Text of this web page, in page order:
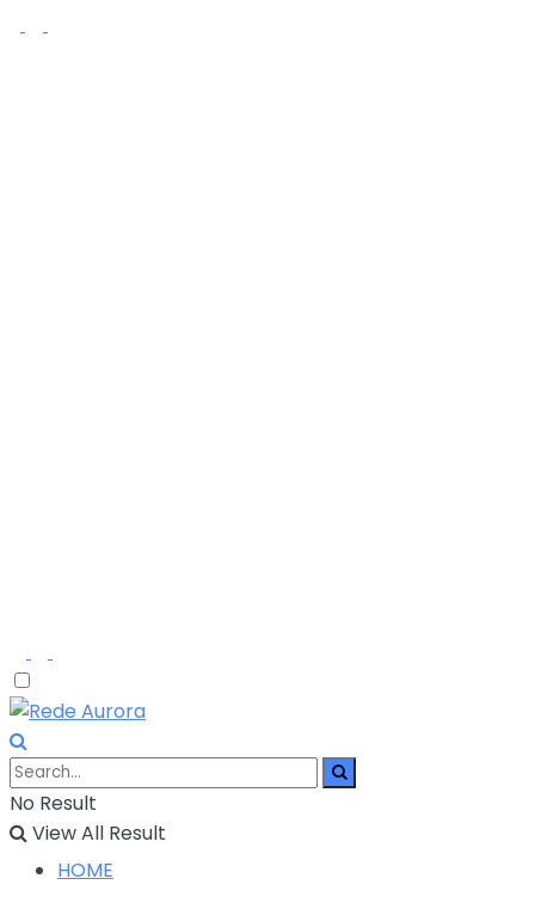
No Result
View All Result
HOME